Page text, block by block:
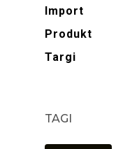
Import
Produkt
Targi
TAGI